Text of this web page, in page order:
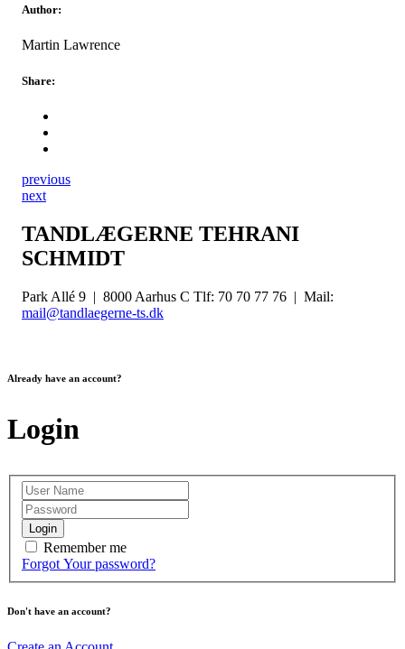
Author:
Martin Lawrence
Share:
previous
next
TANDLÆGERNE TEHRANI
SCHMIDT
Park Allé 9 | 8000 Aarhus C Tlf: 70 70 77 76 | Mail:
mail@tandlaegerne-ts.dk
Already have an account?
Login
Login
Remember me
Forgot Your password?
Don't have an account?